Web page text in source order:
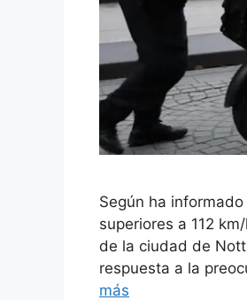
Según ha
superiores a 112
de la ciudad de
respuesta a la
más